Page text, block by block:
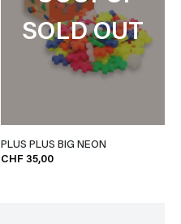
SOLD OUT
PLUS PLUS BIG NEON
CHF 35,00